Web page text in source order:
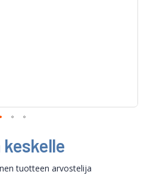
tuotteen arvostelija